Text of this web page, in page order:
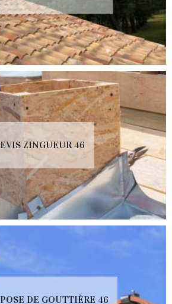
ZINGUEUR 46
DE GOUTTIÈRE 46